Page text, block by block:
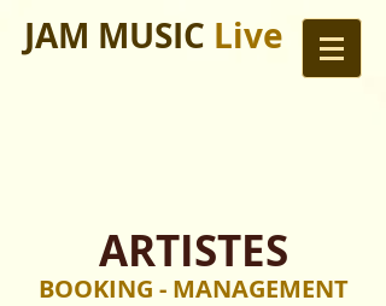
JAM MUSIC Live
ARTISTES
BOOKING - MANAGEMENT